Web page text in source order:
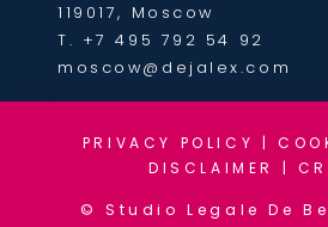
119017, Moscow
T. +7 495 792 54 92
moscow@dejalex.com
PRIVACY POLICY |
DISCLAIMER
|
© Studio Legale De